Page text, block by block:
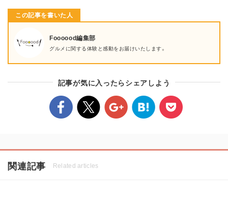
この記事を書いた人
Foooood編集部
グルメに関する体験と感動をお届けいたします。
記事が気に入ったらシェアしよう
関連記事 Related articles